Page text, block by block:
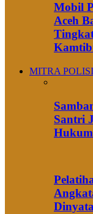
Mobil
Aceh
MITRA POLISI
Santri
Hukum